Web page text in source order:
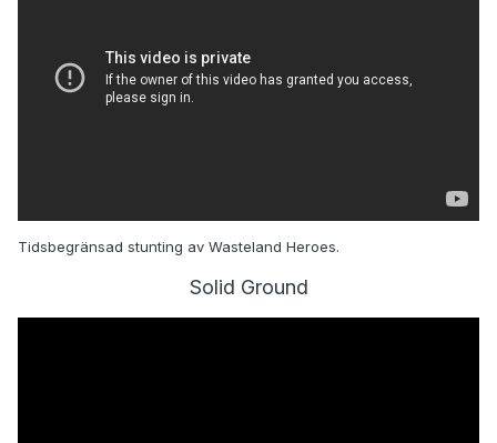
Tidsbegränsad stunting av Wasteland Heroes.
Solid Ground